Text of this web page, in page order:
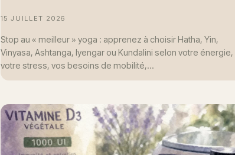
15 JUILLET 2026
Stop au « meilleur » yoga : apprenez à choisir Hatha, Yin,
Vinyasa, Ashtanga, Iyengar ou Kundalini selon votre énergie,
votre stress, vos besoins de mobilité,…